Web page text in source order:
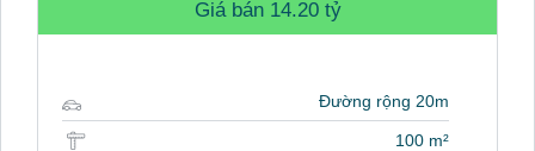
Giá bán 14.20 tỷ
Đường rộng 20m
100 m²